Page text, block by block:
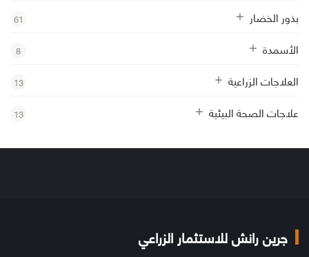
بذور الخضار 61
الأسمدة 8
العلاجات الزراعية 13
علاجات الصحة البيئية 13
جرين رانش للاستثمار الزراعي